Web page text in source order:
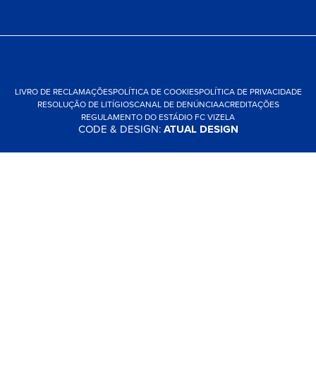
LIVRO DE RECLAMAÇÕESPOLÍTICA DE COOKIESPOLÍTICA DE PRIVACIDADE
RESOLUÇÃO DE LITÍGIOSCANAL DE DENÚNCIAACREDITAÇÕES
REGULAMENTO DO ESTÁDIO FC VIZELA
CODE & DESIGN:ATUAL DESIGN